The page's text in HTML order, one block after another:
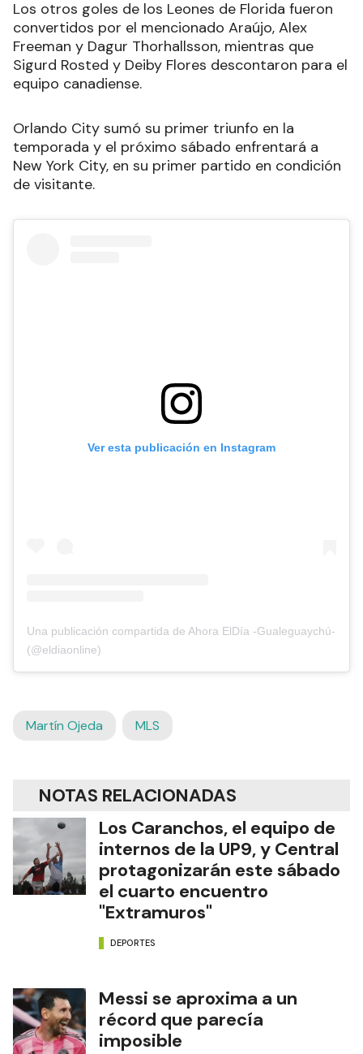
Los otros goles de los Leones de Florida fueron
convertidos por el mencionado Araújo, Alex
Freeman y Dagur Thorhallsson, mientras que
Sigurd Rosted y Deiby Flores descontaron para el
equipo canadiense.
Orlando City sumó su primer triunfo en la
temporada y el próximo sábado enfrentará a
New York City, en su primer partido en condición
de visitante.
Ver esta publicación en Instagram
Una publicación compartida de Ahora ElDía -Gualeguaychú-
(@eldiaonline)
Martín Ojeda MLS
NOTAS RELACIONADAS
Los Caranchos, el equipo de
internos de la UP9, y Central
protagonizarán este sábado
el cuarto encuentro
"Extramuros"
DEPORTES
Messi se aproxima a un
récord que parecía
imposible